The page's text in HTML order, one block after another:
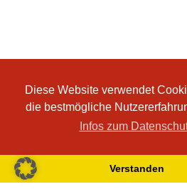
Diese Website verwendet
die bestmögliche
Infos zum
Verstanden